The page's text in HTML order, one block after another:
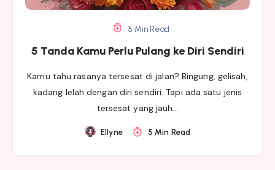
5 Min Read
5 Tanda Kamu Perlu Pulang ke Diri Sendiri
Kamu tahu rasanya tersesat di jalan? Bingung, gelisah,
kadang lelah dengan diri sendiri. Tapi ada satu jenis
tersesat yang jauh…
Ellyne 5 Min Read